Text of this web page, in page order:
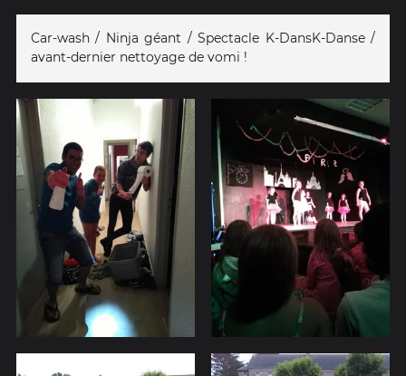
Car-wash / Ninja géant / Spectacle K-DansK-Danse /
avant-dernier nettoyage de vomi !